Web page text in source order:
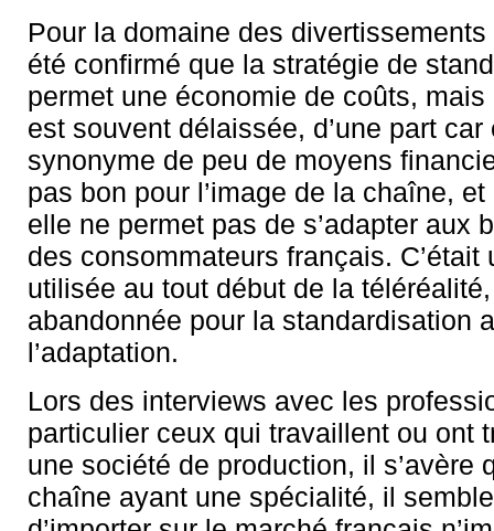
Pour la domaine des
été confirmé que la stratégie de
permet une économie de coûts,
est souvent délaissée, d’une part car
synonyme de peu de moyens
pas bon pour l’image de la chaîne, et
elle ne permet pas de s’adapter aux
des consommateurs français. C’était
utilisée au tout début de la
abandonnée pour la standardisation
l’adaptation.
Lors des interviews avec les
particulier ceux qui travaillent ou ont
une société de production, il s’avère
chaîne ayant une spécialité, il